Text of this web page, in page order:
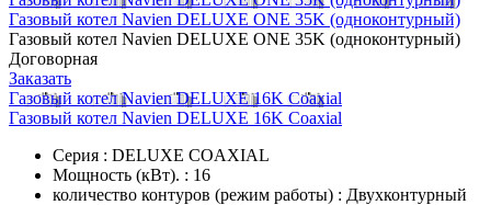
Газовый котел Navien DELUXE ONE 35K (одноконтурный)
Газовый котел Navien DELUXE ONE 35K (одноконтурный)
Договорная
Заказать
Газовый котел Navien DELUXE 16K Coaxial
Газовый котел Navien DELUXE 16K Coaxial
Серия : DELUXE COAXIAL
Мощность (кВт). : 16
количество контуров (режим работы) : Двухконтурный